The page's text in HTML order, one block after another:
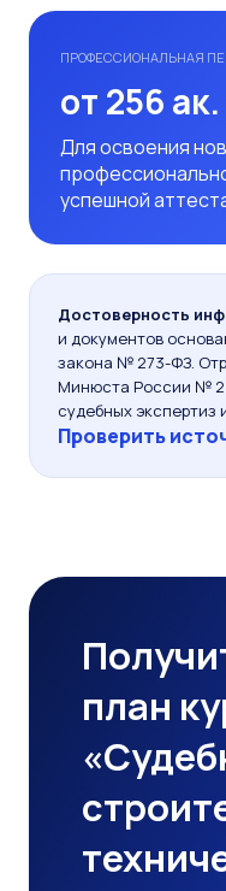
ПРОФЕССИОНАЛЬНАЯ
от 256
Для освоения
успешной
Достоверность
и документов
закона № 273-ФЗ.
Минюста России №
судебных экспертиз
Проверить
план